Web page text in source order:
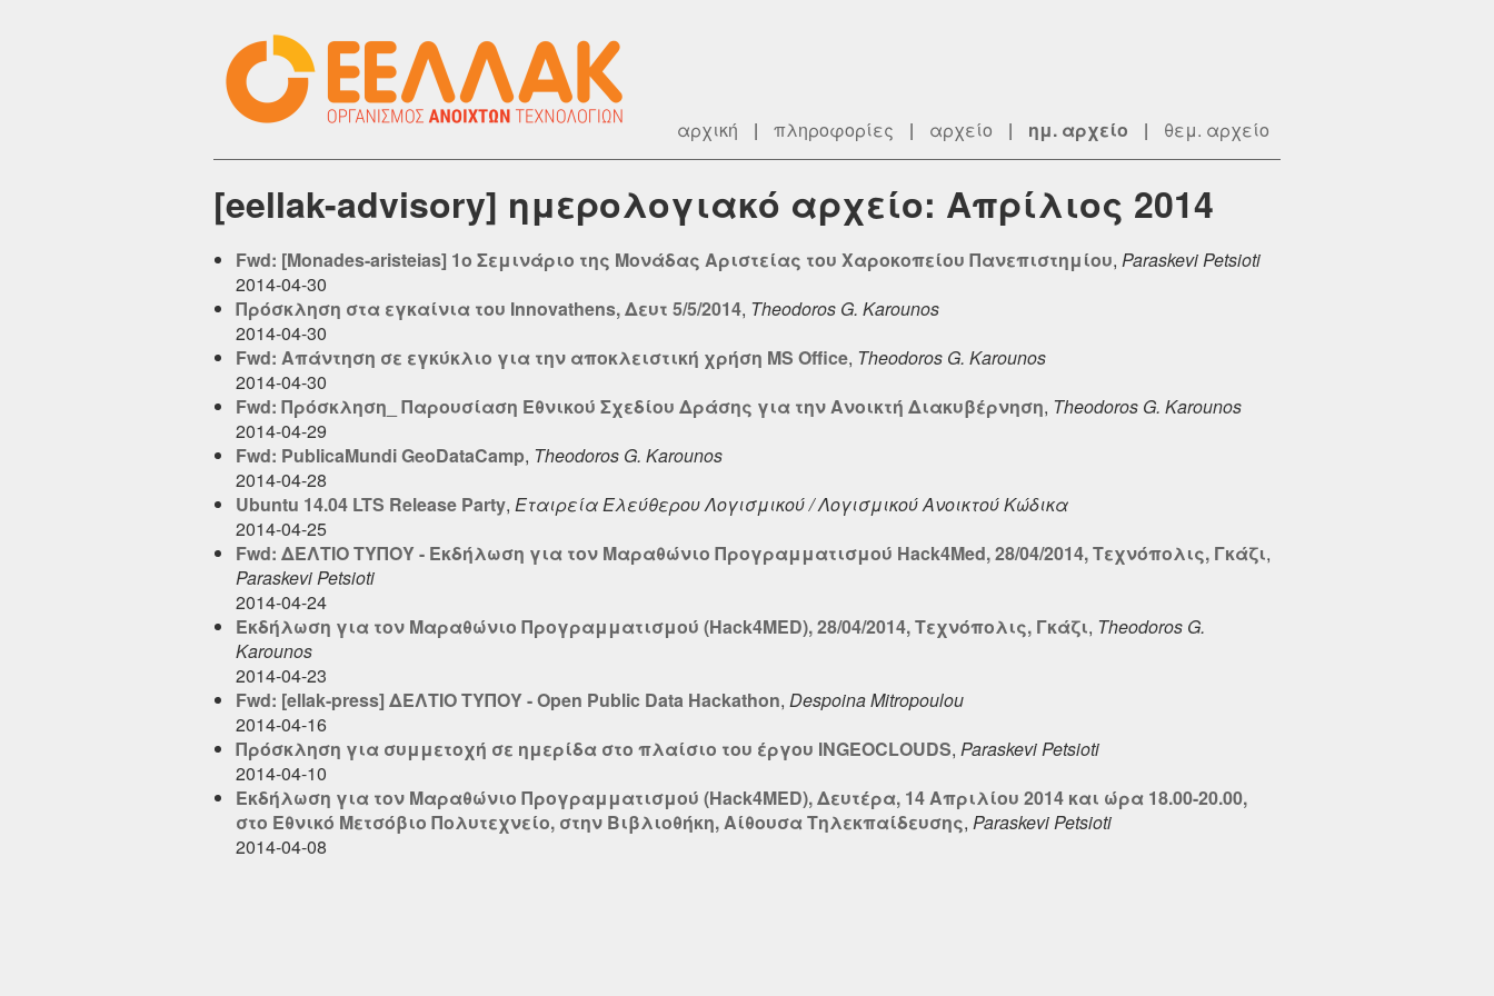
αρχική | πληροφορίες | αρχείο | ημ. αρχείο | θεμ. αρχείο
[eellak-advisory] ημερολογιακό αρχείο: Απρίλιος 2014
Fwd: [Monades-aristeias] 1ο Σεμινάριο της Μονάδας Αριστείας του Χαροκοπείου Πανεπιστημίου, Paraskevi Petsioti
2014-04-30
Πρόσκληση στα εγκαίνια του Innovathens, Δευτ 5/5/2014, Theodoros G. Karounos
2014-04-30
Fwd: Απάντηση σε εγκύκλιο για την αποκλειστική χρήση MS Office, Theodoros G. Karounos
2014-04-30
Fwd: Πρόσκληση_ Παρουσίαση Εθνικού Σχεδίου Δράσης για την Ανοικτή Διακυβέρνηση, Theodoros G. Karounos
2014-04-29
Fwd: PublicaMundi GeoDataCamp, Theodoros G. Karounos
2014-04-28
Ubuntu 14.04 LTS Release Party, Εταιρεία Ελεύθερου Λογισμικού / Λογισμικού Ανοικτού Κώδικα
2014-04-25
Fwd: ΔΕΛΤΙΟ ΤΥΠΟΥ - Εκδήλωση για τον Μαραθώνιο Προγραμματισμού Hack4Med, 28/04/2014, Τεχνόπολις, Γκάζι,
Paraskevi Petsioti
2014-04-24
Εκδήλωση για τον Μαραθώνιο Προγραμματισμού (Hack4MED), 28/04/2014, Τεχνόπολις, Γκάζι, Theodoros G.
Karounos
2014-04-23
Fwd: [ellak-press] ΔΕΛΤΙΟ ΤΥΠΟΥ - Open Public Data Hackathon, Despoina Mitropoulou
2014-04-16
Πρόσκληση για συμμετοχή σε ημερίδα στο πλαίσιο του έργου INGEOCLOUDS, Paraskevi Petsioti
2014-04-10
Εκδήλωση για τον Μαραθώνιο Προγραμματισμού (Hack4MED), Δευτέρα, 14 Απριλίου 2014 και ώρα 18.00-20.00,
στο Εθνικό Μετσόβιο Πολυτεχνείο, στην Βιβλιοθήκη, Αίθουσα Τηλεκπαίδευσης, Paraskevi Petsioti
2014-04-08